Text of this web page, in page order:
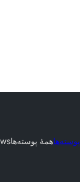
پوسته‌هاهمهٔ پوسته‌ها